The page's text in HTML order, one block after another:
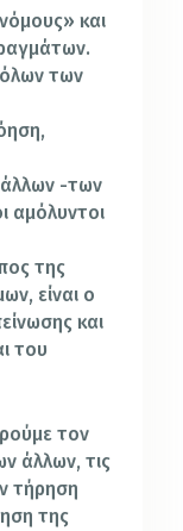
και
όλων των
-των
αμόλυντοι
της
είναι ο
και
του
τον
άλλων, τις
τήρηση
της